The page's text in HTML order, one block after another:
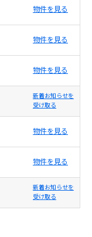
物件を見る
物件を見る
物件を見る
新着お知らせを
受け取る
物件を見る
物件を見る
新着お知らせを
受け取る